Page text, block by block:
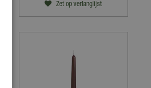
Zet op verlanglijst